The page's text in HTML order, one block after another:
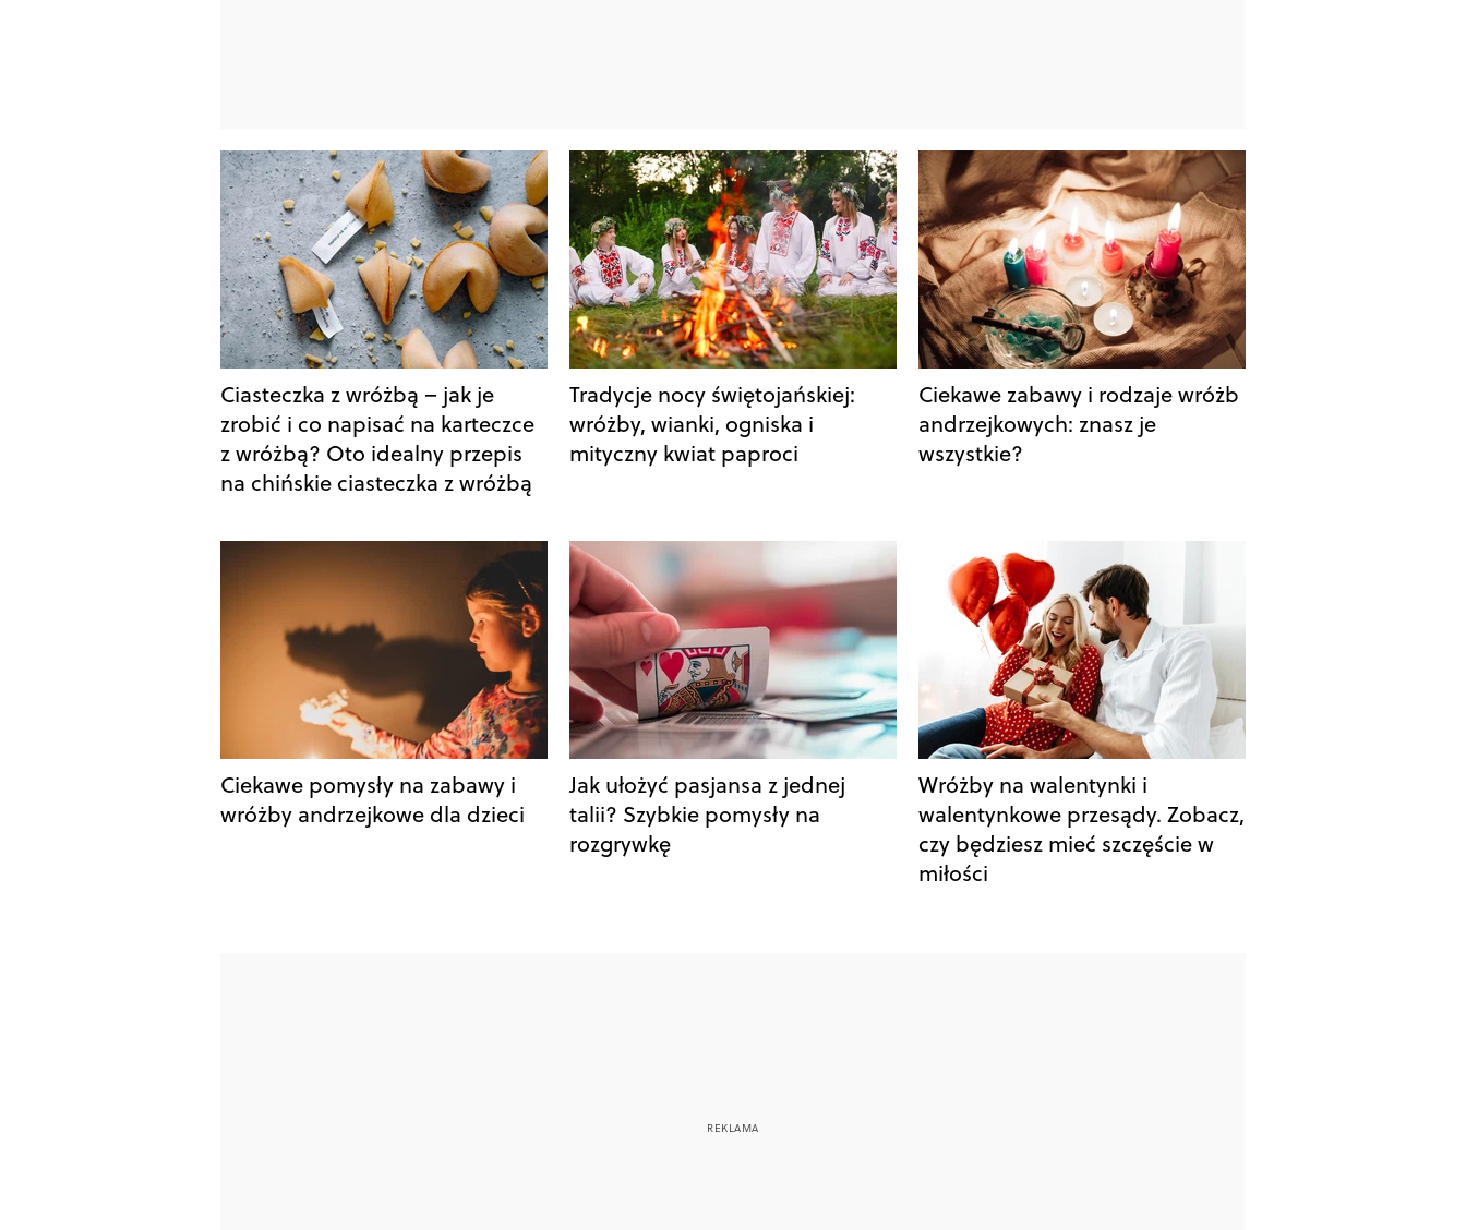
Ciasteczka z wróżbą – jak je
zrobić i co napisać na karteczce
z wróżbą? Oto idealny przepis
na chińskie ciasteczka z wróżbą
Tradycje nocy świętojańskiej:
wróżby, wianki, ogniska i
mityczny kwiat paproci
Ciekawe zabawy i rodzaje wróżb
andrzejkowych: znasz je
wszystkie?
Ciekawe pomysły na zabawy i
wróżby andrzejkowe dla dzieci
Jak ułożyć pasjansa z jednej
talii? Szybkie pomysły na
rozgrywkę
Wróżby na walentynki i
walentynkowe przesądy. Zobacz,
czy będziesz mieć szczęście w
miłości